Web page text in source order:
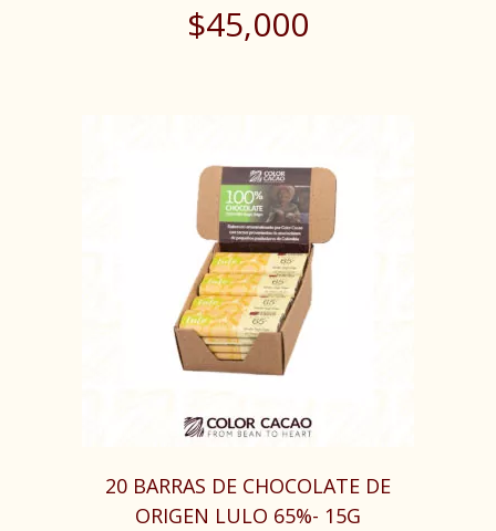
$45,000
20 BARRAS DE CHOCOLATE DE
ORIGEN LULO 65%- 15G